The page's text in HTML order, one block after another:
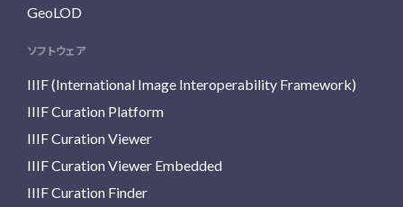
GeoLOD
ソフトウェア
IIIF (International Image Interoperability Framework)
IIIF Curation Platform
IIIF Curation Viewer
IIIF Curation Viewer Embedded
IIIF Curation Finder